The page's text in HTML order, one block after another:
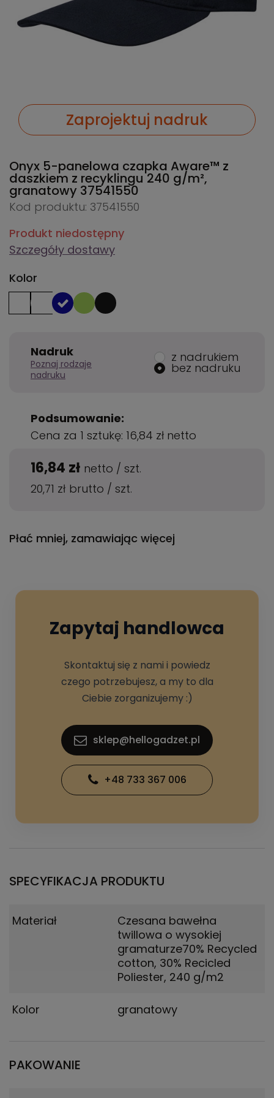
Zaprojektuj nadruk
Onyx 5-panelowa czapka Aware™ z
daszkiem z recyklingu 240 g/m²,
granatowy 37541550
Kod produktu: 37541550
Produkt niedostępny
Szczegóły dostawy
Kolor
Nadruk
Poznaj rodzaje
nadruku
z nadrukiem
bez nadruku
Podsumowanie:
Cena za 1 sztukę: 16,84 zł netto
16,84 zł netto / szt.
20,71 zł brutto / szt.
Płać mniej, zamawiając więcej
Zapytaj handlowca
Skontaktuj się z nami i powiedz
czego potrzebujesz, a my to dla
Ciebie zorganizujemy :)
sklep@hellogadzet.pl
+48 733 367 006
SPECYFIKACJA PRODUKTU
Materiał
Czesana bawełna
twillowa o wysokiej
gramaturze70% Recycled
cotton, 30% Recicled
Poliester, 240 g/m2
Kolor granatowy
PAKOWANIE